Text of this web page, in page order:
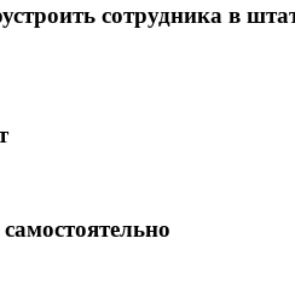
сотрудника в